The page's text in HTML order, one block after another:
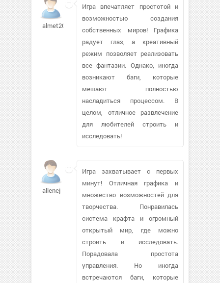
almet200739
Игра впечатляет простотой и
возможностью создания
собственных миров! Графика
радует глаз, а креативный
режим позволяет реализовать
все фантазии. Однако, иногда
возникают баги, которые
мешают полностью
насладиться процессом. В
целом, отличное развлечение
для любителей строить и
исследовать!
allenej
Игра захватывает с первых
минут! Отличная графика и
множество возможностей для
творчества. Понравилась
система крафта и огромный
открытый мир, где можно
строить и исследовать.
Порадовала простота
управления. Но иногда
встречаются баги, которые